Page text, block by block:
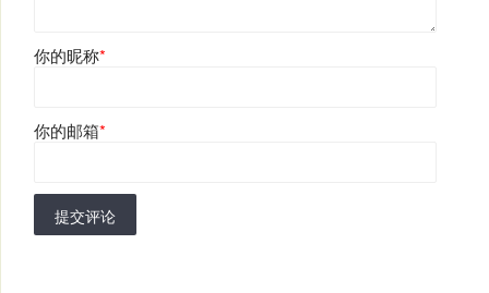
你的昵称*
你的邮箱*
提交评论